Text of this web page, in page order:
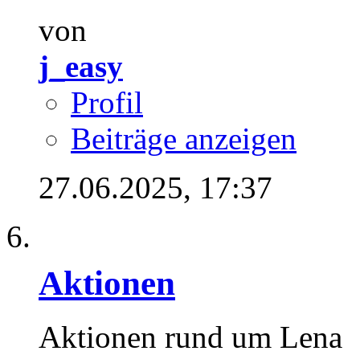
von
j_easy
Profil
Beiträge anzeigen
27.06.2025, 17:37
Aktionen
Aktionen rund um Lena